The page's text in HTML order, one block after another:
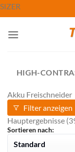
Zum
Inhalt
springen
HIGH-
Akku Freischneider
Filter anzeigen
Hauptergebnisse
Sortieren nach:
SIZER